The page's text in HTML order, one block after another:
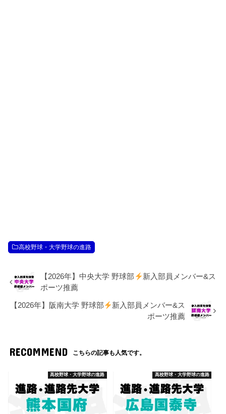
高校野球・大学野球の進路
【2026年】中央大学 野球部
新入部員メンバー&ス
ポーツ推薦
【2026年】阪南大学 野球部
新入部員メンバー&ス
ポーツ推薦
RECOMMEND こちらの記事も人気です。
高校野球・大学野球の進路 高校野球・大学野球の進路